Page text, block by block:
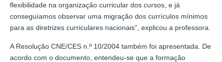
flexibilidade na organização curricular dos cursos, e já
conseguíamos observar uma migração dos currículos mínimos
para as diretrizes curriculares nacionais”, explicou a professora.
A Resolução CNE/CES n.º 10/2004 também foi apresentada. De
acordo com o documento, entendeu-se que a formação